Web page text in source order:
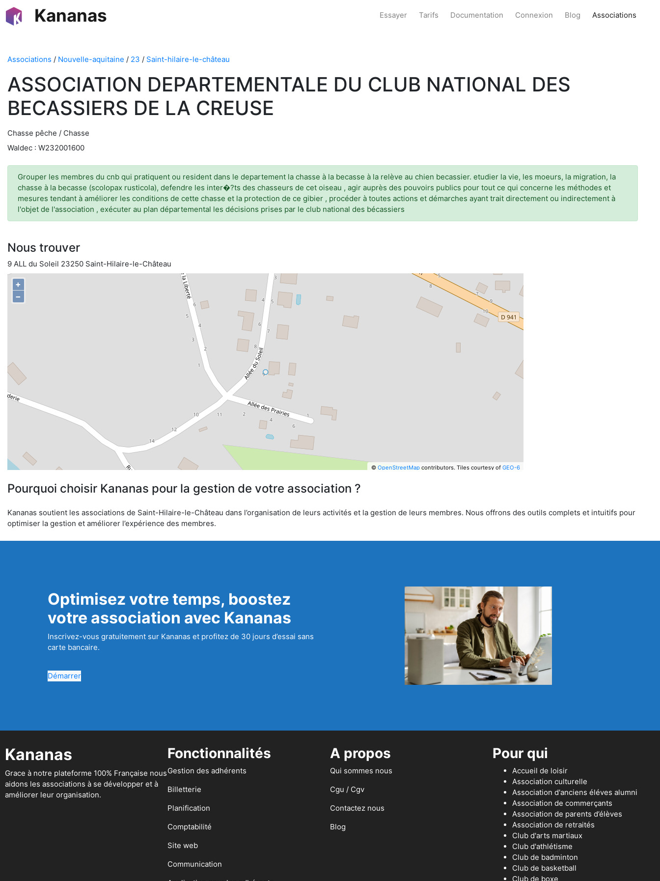
Kananas Essayer Tarifs Documentation Connexion Blog Associations
Associations / Nouvelle-aquitaine / 23 / Saint-hilaire-le-château
ASSOCIATION DEPARTEMENTALE DU CLUB NATIONAL DES
BECASSIERS DE LA CREUSE
Chasse pêche / Chasse
Waldec : W232001600
Grouper les membres du cnb qui pratiquent ou resident dans le departement la chasse à la becasse à la relève au chien becassier. etudier la vie, les moeurs, la migration, la
chasse à la becasse (scolopax rusticola), defendre les inter�?ts des chasseurs de cet oiseau , agir auprès des pouvoirs publics pour tout ce qui concerne les méthodes et
mesures tendant à améliorer les conditions de cette chasse et la protection de ce gibier , procéder à toutes actions et démarches ayant trait directement ou indirectement à
l'objet de l'association , exécuter au plan départemental les décisions prises par le club national des bécassiers
Nous trouver
9 ALL du Soleil 23250 Saint-Hilaire-le-Château
+
−
© OpenStreetMapcontributors. Tiles courtesy of GEO-6
Pourquoi choisir Kananas pour la gestion de votre association ?
Kananas soutient les associations de Saint-Hilaire-le-Château dans l’organisation de leurs activités et la gestion de leurs membres. Nous offrons des outils complets et intuitifs pour
optimiser la gestion et améliorer l’expérience des membres.
Optimisez votre temps, boostez
votre association avec Kananas
Inscrivez-vous gratuitement sur Kananas et profitez de 30 jours d’essai sans
carte bancaire.
Démarrer
Kananas
Grace à notre plateforme 100% Française nous
aidons les associations à se développer et à
améliorer leur organisation.
Fonctionnalités
Gestion des adhérents
Billetterie
Planification
Comptabilité
Site web
Communication
A propos
Qui sommes nous
Cgu / Cgv
Contactez nous
Blog
Pour qui
Accueil de loisir
Association culturelle
Association d'anciens éléves alumni
Association de commerçants
Association de parents d’élèves
Association de retraités
Club d'arts martiaux
Club d'athlétisme
Club de badminton
Club de basketball
Club de boxe